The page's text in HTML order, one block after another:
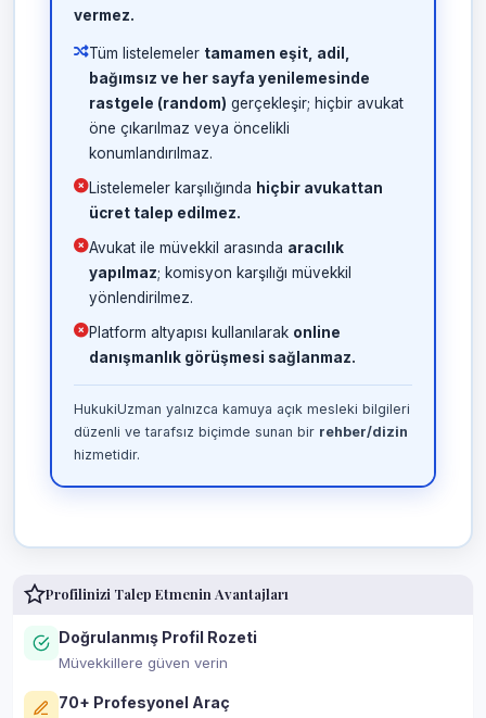
vermez.
Tüm listelemeler tamamen eşit, adil,
bağımsız ve her sayfa yenilemesinde
rastgele (random) gerçekleşir; hiçbir avukat
öne çıkarılmaz veya öncelikli
konumlandırılmaz.
Listelemeler karşılığında hiçbir avukattan
ücret talep edilmez.
Avukat ile müvekkil arasında aracılık
yapılmaz; komisyon karşılığı müvekkil
yönlendirilmez.
Platform altyapısı kullanılarak online
danışmanlık görüşmesi sağlanmaz.
HukukiUzman yalnızca kamuya açık mesleki bilgileri
düzenli ve tarafsız biçimde sunan bir rehber/dizin
hizmetidir.
Profilinizi Talep Etmenin Avantajları
Doğrulanmış Profil Rozeti
Müvekkillere güven verin
70+ Profesyonel Araç